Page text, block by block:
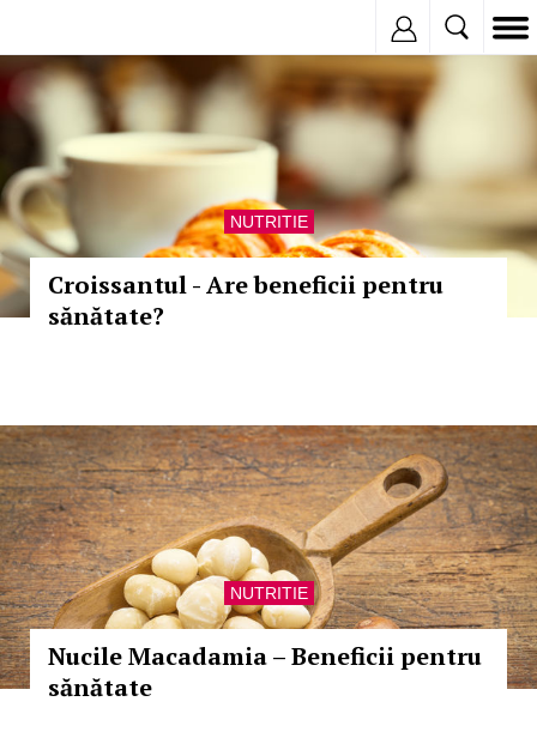
NUTRITIE
Croissantul - Are beneficii pentru
sănătate?
NUTRITIE
Nucile Macadamia – Beneficii pentru
sănătate